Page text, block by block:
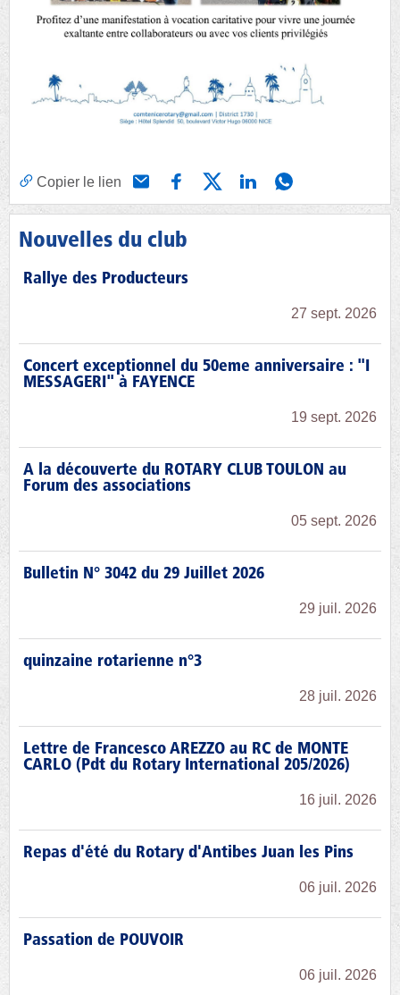
Copier le lien
Nouvelles du club
Rallye des Producteurs
27 sept. 2026
Concert exceptionnel du 50eme anniversaire : "I
MESSAGERI" à FAYENCE
19 sept. 2026
A la découverte du ROTARY CLUB TOULON au
Forum des associations
05 sept. 2026
Bulletin N° 3042 du 29 Juillet 2026
29 juil. 2026
quinzaine rotarienne n°3
28 juil. 2026
Lettre de Francesco AREZZO au RC de MONTE
CARLO (Pdt du Rotary International 205/2026)
16 juil. 2026
Repas d'été du Rotary d'Antibes Juan les Pins
06 juil. 2026
Passation de POUVOIR
06 juil. 2026